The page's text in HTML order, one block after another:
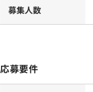
募集人数
応募要件